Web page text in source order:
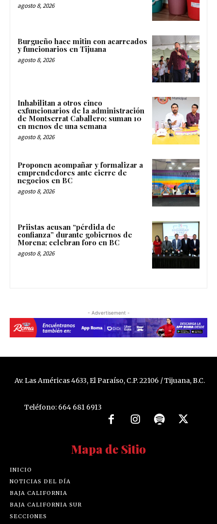
agosto 8, 2026
Burgueño hace mitin con acarreados
y funcionarios en Tijuana
agosto 8, 2026
Inhabilitan a otros cinco
exfuncionarios de la administración
de Montserrat Caballero; suman 10
en menos de una semana
agosto 8, 2026
Proponen acompañar y formalizar a
emprendedores ante cierre de
negocios en BC
agosto 8, 2026
Priistas acusan “pérdida de
confianza” durante gobiernos de
Morena; celebran foro en BC
agosto 8, 2026
- Advertisement -
Av. Las Américas 4633, El Paraíso, C.P. 22106 / Tijuana, B.C.
Teléfono: 664 681 6913
Mapa de Sitio
INICIO
NOTICIAS DEL DÍA
BAJA CALIFORNIA
BAJA CALIFORNIA SUR
SECCIONES